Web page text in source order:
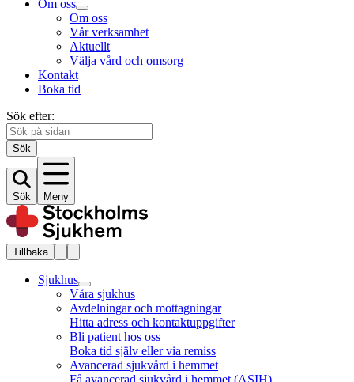
Om oss
Om oss
Vår verksamhet
Aktuellt
Välja vård och omsorg
Kontakt
Boka tid
Sök efter:
Sök
Sök Meny
Tillbaka
Sjukhus
Våra sjukhus
Avdelningar och mottagningar
Hitta adress och kontaktuppgifter
Bli patient hos oss
Boka tid själv eller via remiss
Avancerad sjukvård i hemmet
Få avancerad sjukvård i hemmet (ASIH)